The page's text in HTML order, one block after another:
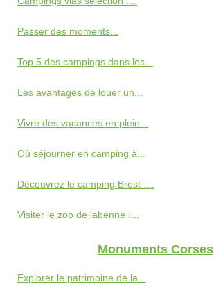
Passer des moments...
Top 5 des campings dans les...
Les avantages de louer un...
Vivre des vacances en plein...
Où séjourner en camping à...
Découvrez le camping Brest :...
Visiter le zoo de labenne :...
Monuments Corses
Explorer le patrimoine de la...